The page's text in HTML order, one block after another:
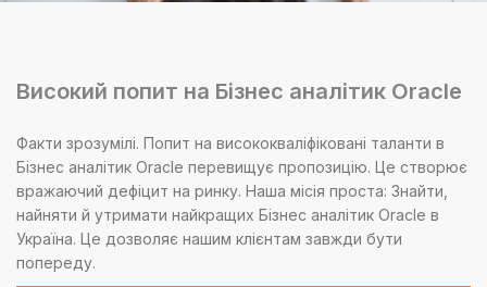
Високий попит на Бізнес аналітик Oracle
Факти зрозумілі. Попит на висококваліфіковані таланти в
Бізнес аналітик Oracle перевищує пропозицію. Це створює
вражаючий дефіцит на ринку. Наша місія проста: Знайти,
найняти й утримати найкращих Бізнес аналітик Oracle в
Україна. Це дозволяє нашим клієнтам завжди бути
попереду.